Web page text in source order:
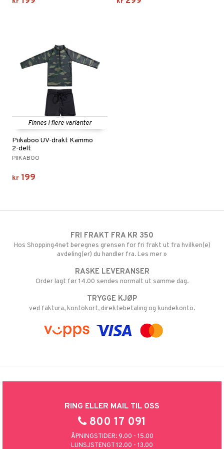
Finnes i flere varianter
Piikaboo UV-drakt Kammo
2-delt
PIIKABOO
kr 199
FRI FRAKT FRA KR 350
Hos Shopping4net beregnes grensen for fri frakt ut fra hvilken(e)
avdeling(er) du handler fra. Les mer »
RASKE LEVERANSER
Order lagt før 14.00 sendes normalt ut samme dag.
TRYGGE KJØP
ved faktura, kontokort, direktebetaling og kundekonto.
RING ELLER MAIL TIL OSS
800 17 091
ÅPNINGSTIDER: 9.00 - 15.00
LUNSJSTENGT 12.00 - 13.00